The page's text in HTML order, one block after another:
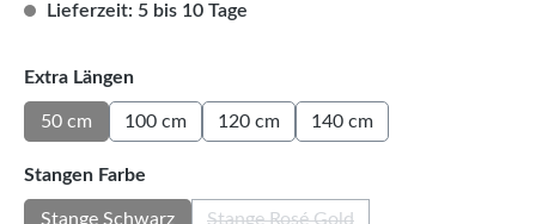
Lieferzeit: 5 bis 10 Tage
Extra Längenauswählen
50 cm 100 cm 120 cm 140 cm
Stangen Farbe
Stange Schwarz Stange Rosé Gold